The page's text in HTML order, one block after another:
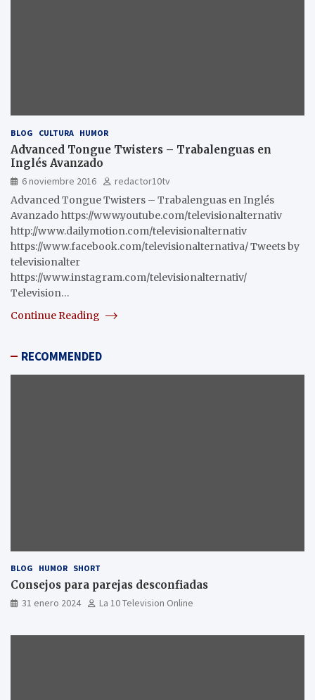
BLOG CULTURA HUMOR
Advanced Tongue Twisters – Trabalenguas en
Inglés Avanzado
6 noviembre 2016
redactor10tv
Advanced Tongue Twisters – Trabalenguas en Inglés
Avanzado https://www.youtube.com/televisionalternativ
http://www.dailymotion.com/televisionalternativ
https://www.facebook.com/televisionalternativa/ Tweets by
televisionalter
https://www.instagram.com/televisionalternativ/
Television…
Continue Reading
RECOMMENDED
BLOG HUMOR SHORT
Consejos para parejas desconfiadas
31 enero 2024 La 10 Television Online